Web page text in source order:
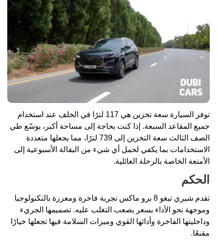
توفر السيارة سعة تخزين هي 117 لترًا في الخلف عند استخدام
جميع المقاعد السبعة. إذا كنت بحاجة إلى مساحة أكبر، يوسّع طي
الصف الثالث سعة التخزين إلى 739 لترًا، مما يجعلها متعددة
الاستخدامات بما يكفي لحمل أي شيء من البقالة الأسبوعية إلى
الأمتعة الخاصة بالرحلة العائلية.
الحكم
تقدم شيري تيغو 8 برو ماكس تجربة فاخرة ومعززة بالتكنولوجيا
وموجهة نحو الأداء بسعر يصعب التغلب عليه. تصميمها الجريء
وداخليتها الفاخرة وأدائها القوي وميزات السلامة فيها تجعلها خيارًا
مقنعًا.